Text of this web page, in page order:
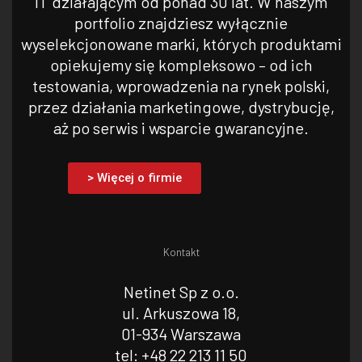
portfolio znajdziesz wyłącznie
wyselekcjonowane marki, których produktami
opiekujemy się kompleksowo – od ich
testowania, wprowadzenia na rynek polski,
przez działania marketingowe, dystrybucję,
aż po serwis i wsparcie gwarancyjne.
> Więcej o firmie
Kontakt
Netinet Sp z o.o.
ul. Arkuszowa 18,
01-934 Warszawa
tel: +48 22 213 11 50